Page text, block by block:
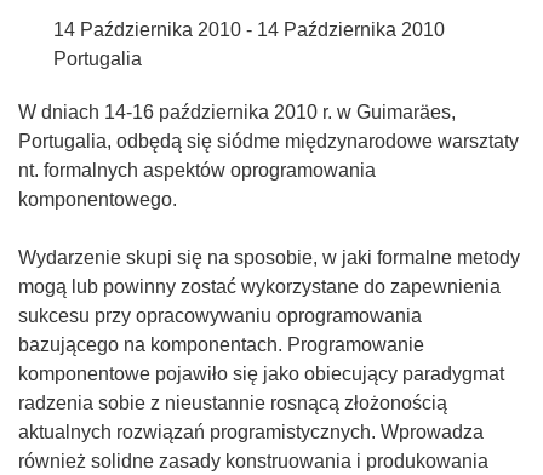
14 Października 2010 - 14 Października 2010
Portugalia
W dniach 14-16 października 2010 r. w Guimaräes,
Portugalia, odbędą się siódme międzynarodowe warsztaty
nt. formalnych aspektów oprogramowania
komponentowego.
Wydarzenie skupi się na sposobie, w jaki formalne metody
mogą lub powinny zostać wykorzystane do zapewnienia
sukcesu przy opracowywaniu oprogramowania
bazującego na komponentach. Programowanie
komponentowe pojawiło się jako obiecujący paradygmat
radzenia sobie z nieustannie rosnącą złożonością
aktualnych rozwiązań programistycznych. Wprowadza
również solidne zasady konstruowania i produkowania